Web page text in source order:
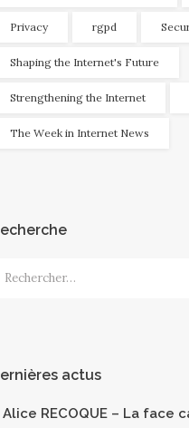
Privacy rgpd
Shaping the Internet's Future
Strengthening the Internet
The Week in Internet News
:
actus
Alice RECOQUE – La face